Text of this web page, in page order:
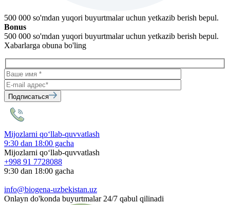
500 000 so'mdan yuqori buyurtmalar uchun yetkazib berish bepul.
Bonus
500 000 so'mdan yuqori buyurtmalar uchun yetkazib berish bepul.
Xabarlarga obuna bo'ling
Подписаться
Mijozlarni qo‘llab-quvvatlash
9:30 dan 18:00 gacha
Mijozlarni qo‘llab-quvvatlash
+998 91 7728088
9:30 dan 18:00 gacha
info@biogena-uzbekistan.uz
Onlayn do'konda buyurtmalar 24/7 qabul qilinadi